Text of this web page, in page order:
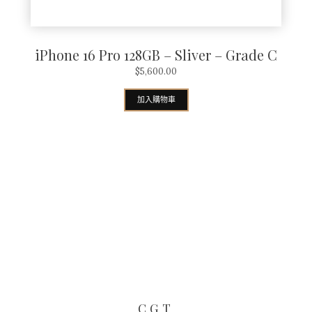
iPhone 16 Pro 128GB – Sliver – Grade C
$5,600.00
加入購物車
CGT